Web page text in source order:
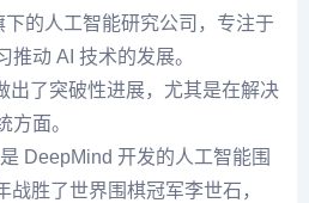
的人工智能研究公司，专注于
动 AI 技术的发展。
出了突破性进展，尤其是在解决
方面。
DeepMind 开发的人工智能围
战胜了世界围棋冠军李世石，